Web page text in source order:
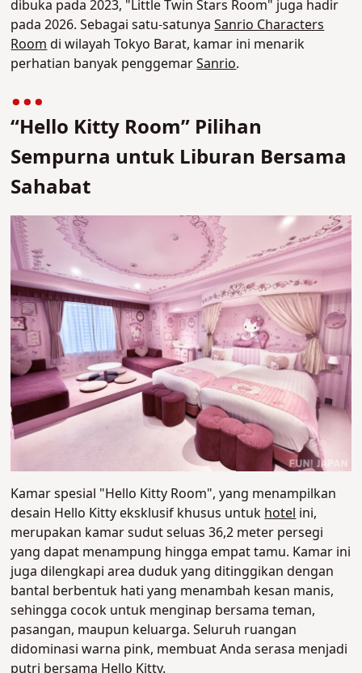
dibuka pada 2023, "Little Twin Stars Room" juga hadir
pada 2026. Sebagai satu-satunyaSanrio Characters
Room di wilayah Tokyo Barat, kamar ini menarik
perhatian banyak penggemarSanrio.
“Hello Kitty Room” Pilihan
Sempurna untuk Liburan Bersama
Sahabat
Kamar spesial "Hello Kitty Room", yang menampilkan
desain Hello Kitty eksklusif khusus untuk hotel ini,
merupakan kamar sudut seluas 36,2 meter persegi
yang dapat menampung hingga empat tamu. Kamar ini
juga dilengkapi area duduk yang ditinggikan dengan
bantal berbentuk hati yang menambah kesan manis,
sehingga cocok untuk menginap bersama teman,
pasangan, maupun keluarga. Seluruh ruangan
didominasi warna pink, membuat Anda serasa menjadi
putri bersama Hello Kitty.